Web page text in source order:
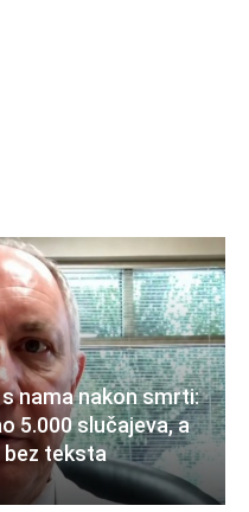
nama nakon smrti:
5.000 slučajeva, a
teksta